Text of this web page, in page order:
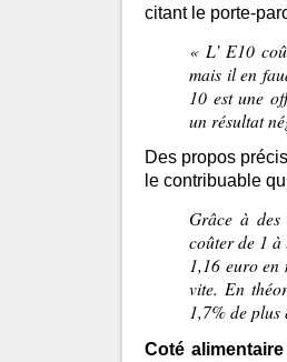
citant le porte-
« L’ E10
mais il en
10 est une
un résultat
Des propos
le contribuable
Grâce à des
coûter de 1 à
1,16 euro en
vite. En
1,7% de plus
Coté